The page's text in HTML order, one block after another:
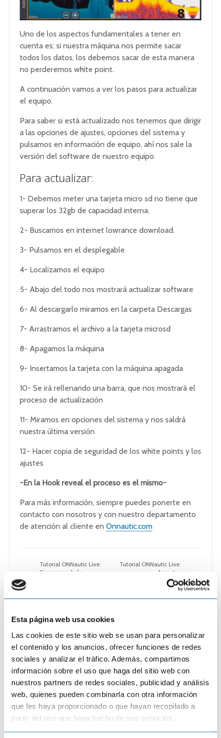
Esta página web usa cookies
Las cookies de este sitio web se usan para personalizar
el contenido y los anuncios, ofrecer funciones de redes
sociales y analizar el tráfico. Además, compartimos
información sobre el uso que haga del sitio web con
nuestros partners de redes sociales, publicidad y análisis
web, quienes pueden combinarla con otra información
que les haya proporcionado o que hayan recopilado a
partir del uso que haya hecho de sus servicios.
Uno de los aspectos fundamentales a tener en
cuenta es; si nuestra máquina nos permite sacar
todos los datos, los debemos sacar de esta manera
no perderemos white point.
A continuación vamos a ver los pasos para actualizar
el equipo.
Para saber si está actualizado nos tenemos que dirigir
a las opciones de ajustes, opciones del sistema y
pulsamos en información de equipo, ahí nos sale la
versión del software de nuestro equipo.
Para actualizar:
1- Debemos meter una tarjeta micro sd no tiene que
superar los 32gb de capacidad interna.
2- Buscamos en internet lowrance download.
3- Pulsamos en el desplegable
4- Localizamos el equipo
5- Abajo del todo nos mostrará actualizar software
6- Al descargarlo miramos en la carpeta Descargas
7- Arrastramos el archivo a la tarjeta microsd
8- Apagamos la máquina
9- Insertamos la tarjeta con la máquina apagada
10- Se irá rellenando una barra, que nos mostrará el
proceso de actualización
11- Miramos en opciones del sistema y nos saldrá
nuestra última versión
12- Hacer copia de seguridad de los white points y los
ajustes
-En la Hook reveal el proceso es el mismo-
Para más información, siempre puedes ponerte en
contacto con nosotros y con nuestro departamento
de atención al cliente en Onnautic.com
Tutorial ONNautic Live:
Consumos de los
Tutorial ONNautic Live:
Aspectos
fundamentales para
manejar un Track.
Coméntalo
Comentar